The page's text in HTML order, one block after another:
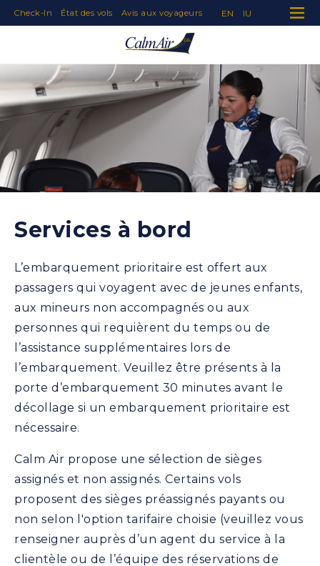
Skip to Navigation
Check-In État des vols Avis aux voyageurs EN IU
Services à bord
L’embarquement prioritaire est offert aux
passagers qui voyagent avec de jeunes enfants,
aux mineurs non accompagnés ou aux
personnes qui requièrent du temps ou de
l’assistance supplémentaires lors de
l’embarquement. Veuillez être présents à la
porte d’embarquement 30 minutes avant le
décollage si un embarquement prioritaire est
nécessaire.
Calm Air propose une sélection de sièges
assignés et non assignés. Certains vols
proposent des sièges préassignés payants ou
non selon l'option tarifaire choisie (veuillez vous
renseigner auprès d’un agent du service à la
clientèle ou de l’équipe des réservations de